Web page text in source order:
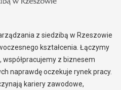
z siedzibą w Rzeszowie
kształcenia. Łączymy
z biznesem
naprawdę oczekuje rynek pracy.
kariery zawodowe,